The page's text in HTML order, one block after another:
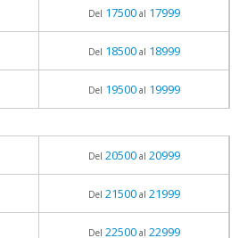
Del 17500al 17999
Del 18500al 18999
Del 19500al 19999
Del 20500al 20999
Del 21500al 21999
Del 22500al 22999